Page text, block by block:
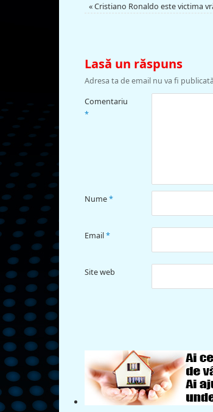
«Cristiano Ronaldo este victima
Lasă un răspuns
Adresa ta de email nu va fi
Comentariu
*
Nume*
Email*
Site web